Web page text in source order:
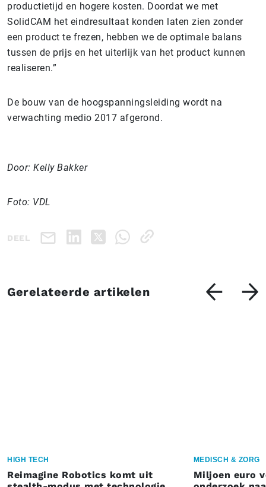
productietijd en hogere kosten. Doordat we met
SolidCAM het eindresultaat konden laten zien zonder
een product te frezen, hebben we de optimale balans
tussen de prijs en het uiterlijk van het product kunnen
realiseren.”
De bouw van de hoogspanningsleiding wordt na
verwachting medio 2017 afgerond.
Door: Kelly Bakker
Foto: VDL
DEEL
Gerelateerde artikelen
HIGH TECH
Reimagine Robotics komt uit
MEDISCH & ZORG
Miljoen euro